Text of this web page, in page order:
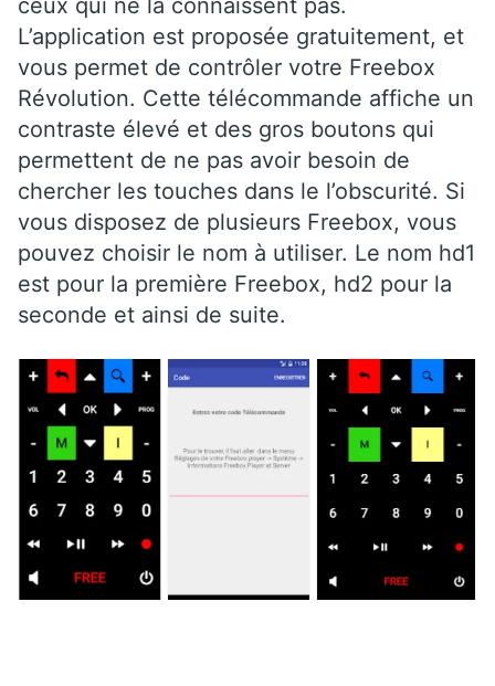
ceux qui ne la connaissent pas.
L’application est proposée gratuitement, et
vous permet de contrôler votre Freebox
Révolution. Cette télécommande affiche un
contraste élevé et des gros boutons qui
permettent de ne pas avoir besoin de
chercher les touches dans le l’obscurité. Si
vous disposez de plusieurs Freebox, vous
pouvez choisir le nom à utiliser. Le nom hd1
est pour la première Freebox, hd2 pour la
seconde et ainsi de suite.